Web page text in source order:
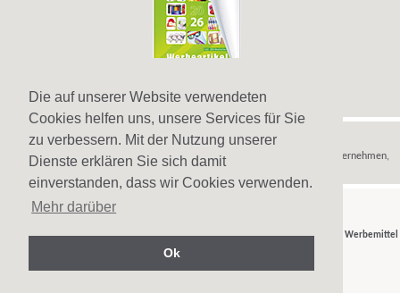
Die auf unserer Website verwendeten
Cookies helfen uns, unsere Services für Sie
zu verbessern. Mit der Nutzung unserer
Dienste erklären Sie sich damit
einverstanden, dass wir Cookies verwenden.
Mehr darüber
Ok
Hinweis
Wir verkaufenWerbeartikel ,Werbegeschenkeund
nur an Unternehmen,
Institutionen und Vereine.
© Gaschnitz GmbH 2007-2026 - Ihr Partner fürWerbeartikel,Werbegeschenke
Werbemittel
in Wien, Österreich.